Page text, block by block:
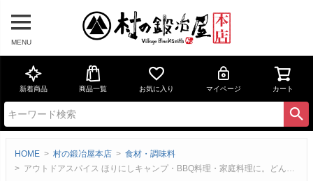
MENU
新着商品 商品一覧 お気に入り マイページ カート
HOME 村の鍛冶屋本店
食材・調味料
アウトドアスパイス ほりにしキャンプ・BBQ料理・家庭料理に。どんな食材でもマッチするオールマイティ調味料！［OR-SP-HORINISHI］＜日本製｜Orange＞アウトドアショップ オレンジ 堀西マネージャー監修のスペシャルブレンドスパイス！のレビュー